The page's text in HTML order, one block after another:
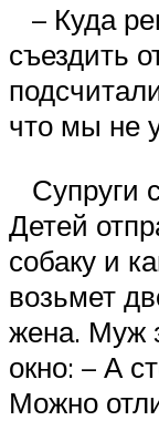
– Куда
съездить
что мы не
Супруги
Детей
собаку и
возьмет
жена. Муж
окно: – А
Можно